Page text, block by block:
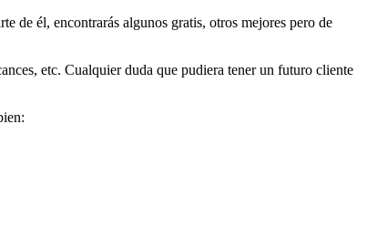
de él, encontrarás algunos gratis, otros mejores pero de
etc. Cualquier duda que pudiera tener un futuro cliente